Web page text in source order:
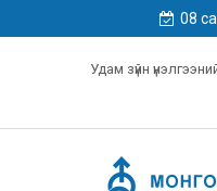
08
Удам зүйн